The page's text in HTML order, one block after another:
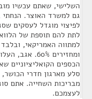
השלישי, שאתם עכשיו
גם למשרד האוצר. הנחתי
לפיצוי מוגדל לעסקים
לתת להם תוספת של
למתווה האמריקאי,
ומחזירים
הכספים הקואליציוניים
סלע מארגון חדרי
מבריכות השחייה. אתם
לעצמכם.